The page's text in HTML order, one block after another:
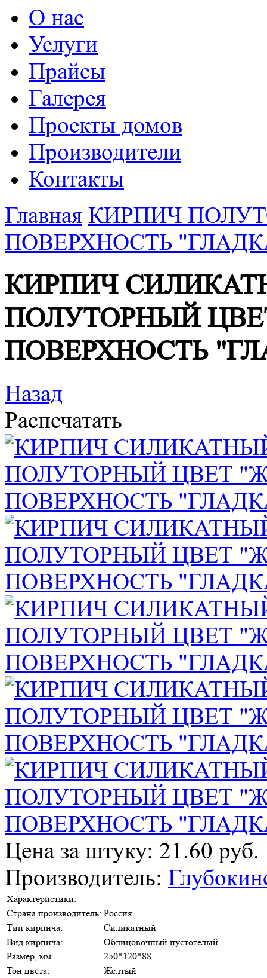
О нас
Услуги
Прайсы
Галерея
Проекты домов
Производители
Контакты
Главная КИРПИЧ
ПОВЕРХНОСТЬ
КИРПИЧ
ПОЛУТОРНЫЙ
ПОВЕРХНОСТЬ
Назад
Распечатать
Цена за штуку: 21.60 руб.
Производитель:
Характеристики:
Страна производитель: Россия
Тип кирпича:
Силикатный
Вид кирпича:
Облицовочный пустотелый
Размер, мм
250*120*88
Тон цвета:
Желтый